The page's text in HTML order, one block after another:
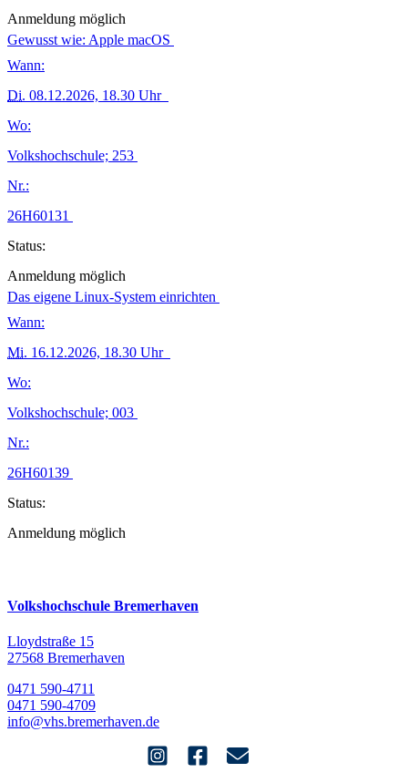
Anmeldung möglich
Gewusst wie: Apple macOS
Wann:
Di. 08.12.2026, 18.30 Uhr
Wo:
Volkshochschule; 253
Nr.:
26H60131
Status:
Anmeldung möglich
Das eigene Linux-System einrichten
Wann:
Mi. 16.12.2026, 18.30 Uhr
Wo:
Volkshochschule; 003
Nr.:
26H60139
Status:
Anmeldung möglich
Volkshochschule Bremerhaven
Lloydstraße 15
27568 Bremerhaven
0471 590-4711
0471 590-4709
info@vhs.bremerhaven.de